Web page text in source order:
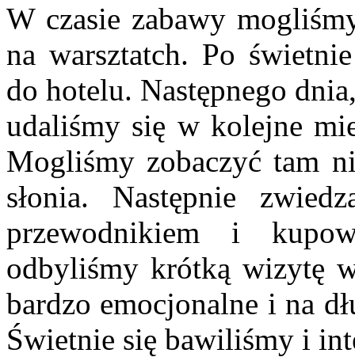
W czasie zabawy
na warsztatch. Po
do hotelu. Następnego
udaliśmy się w kolejne
Mogliśmy zobaczyć tam
słonia. Następnie
przewodnikiem i
odbyliśmy krótką wizytę
bardzo emocjonalne i na
Świetnie się bawiliśmy i